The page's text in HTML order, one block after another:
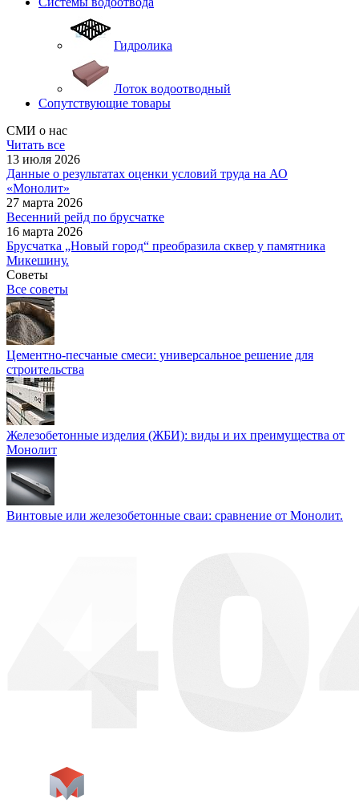
Гидролика
Лоток водоотводный
Сопутствующие товары
СМИ о нас
Читать все
13 июля 2026
Данные о результатах оценки условий труда на АО
«Монолит»
27 марта 2026
Весенний рейд по брусчатке
16 марта 2026
Брусчатка „Новый город“ преобразила сквер у памятника
Микешину.
Советы
Все советы
Цементно-песчаные смеси: универсальное решение для
строительства
Железобетонные изделия (ЖБИ): виды и их преимущества от
Монолит
Винтовые или железобетонные сваи: сравнение от Монолит.